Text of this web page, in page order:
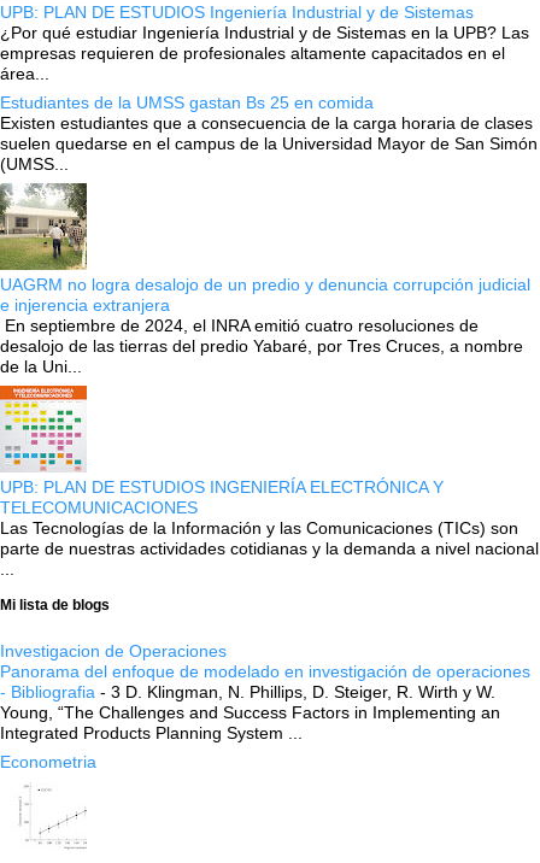
UPB: PLAN DE ESTUDIOS Ingeniería Industrial y de Sistemas
¿Por qué estudiar Ingeniería Industrial y de Sistemas en la UPB? Las
empresas requieren de profesionales altamente capacitados en el
área...
Estudiantes de la UMSS gastan Bs 25 en comida
Existen estudiantes que a consecuencia de la carga horaria de clases
suelen quedarse en el campus de la Universidad Mayor de San Simón
(UMSS...
UAGRM no logra desalojo de un predio y denuncia corrupción judicial
e injerencia extranjera
En septiembre de 2024, el INRA emitió cuatro resoluciones de
desalojo de las tierras del predio Yabaré, por Tres Cruces, a nombre
de la Uni...
UPB: PLAN DE ESTUDIOS INGENIERÍA ELECTRÓNICA Y
TELECOMUNICACIONES
Las Tecnologías de la Información y las Comunicaciones (TICs) son
parte de nuestras actividades cotidianas y la demanda a nivel nacional
Mi lista de blogs
Investigacion de Operaciones
Panorama del enfoque de modelado en investigación de operaciones
- Bibliografia - 3 D. Klingman, N. Phillips, D. Steiger, R. Wirth y W.
Young, “The Challenges and Success Factors in Implementing an
Integrated Products Planning System ...
Econometria